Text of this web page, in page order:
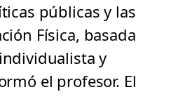
públicas y las
Física, basada
y
el profesor. El